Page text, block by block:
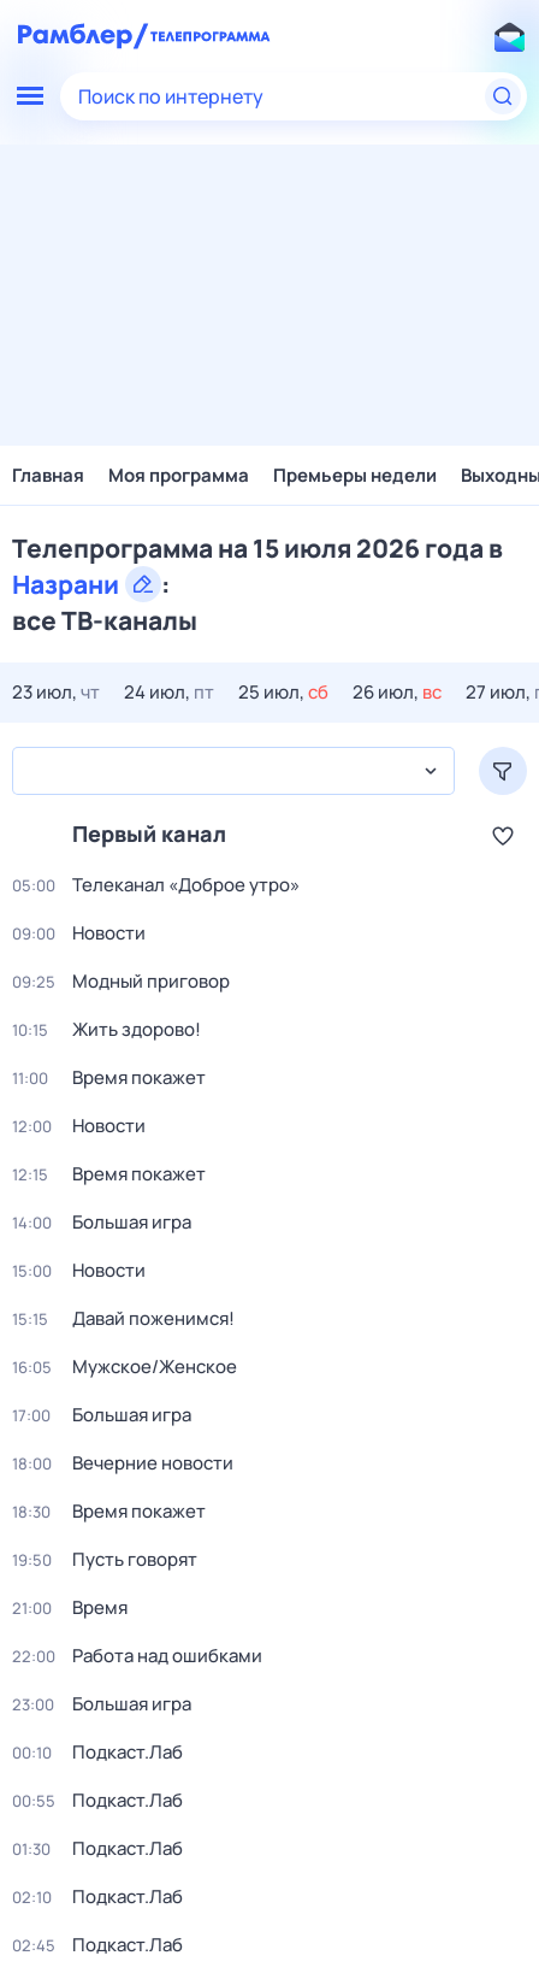
Поиск по интернету
Главная Моя программа Премьеры недели
Телепрограмма на 15 июля 2026 года в
Назрани
:
все ТВ-каналы
23 июл,чт 24 июл, пт 25 июл,сб 26 июл, вс 27 июл,
Первый канал
05:00 Телеканал «Доброе утро»
09:00 Новости
09:25 Модный приговор
10:15 Жить здорово!
11:00 Время покажет
12:00 Новости
12:15 Время покажет
14:00 Большая игра
15:00 Новости
15:15 Давай поженимся!
16:05 Мужское/Женское
17:00 Большая игра
18:00 Вечерние новости
18:30 Время покажет
19:50 Пусть говорят
21:00 Время
22:00 Работа над ошибками
23:00 Большая игра
00:10 Подкаст.Лаб
00:55 Подкаст.Лаб
01:30 Подкаст.Лаб
02:10 Подкаст.Лаб
02:45 Подкаст.Лаб